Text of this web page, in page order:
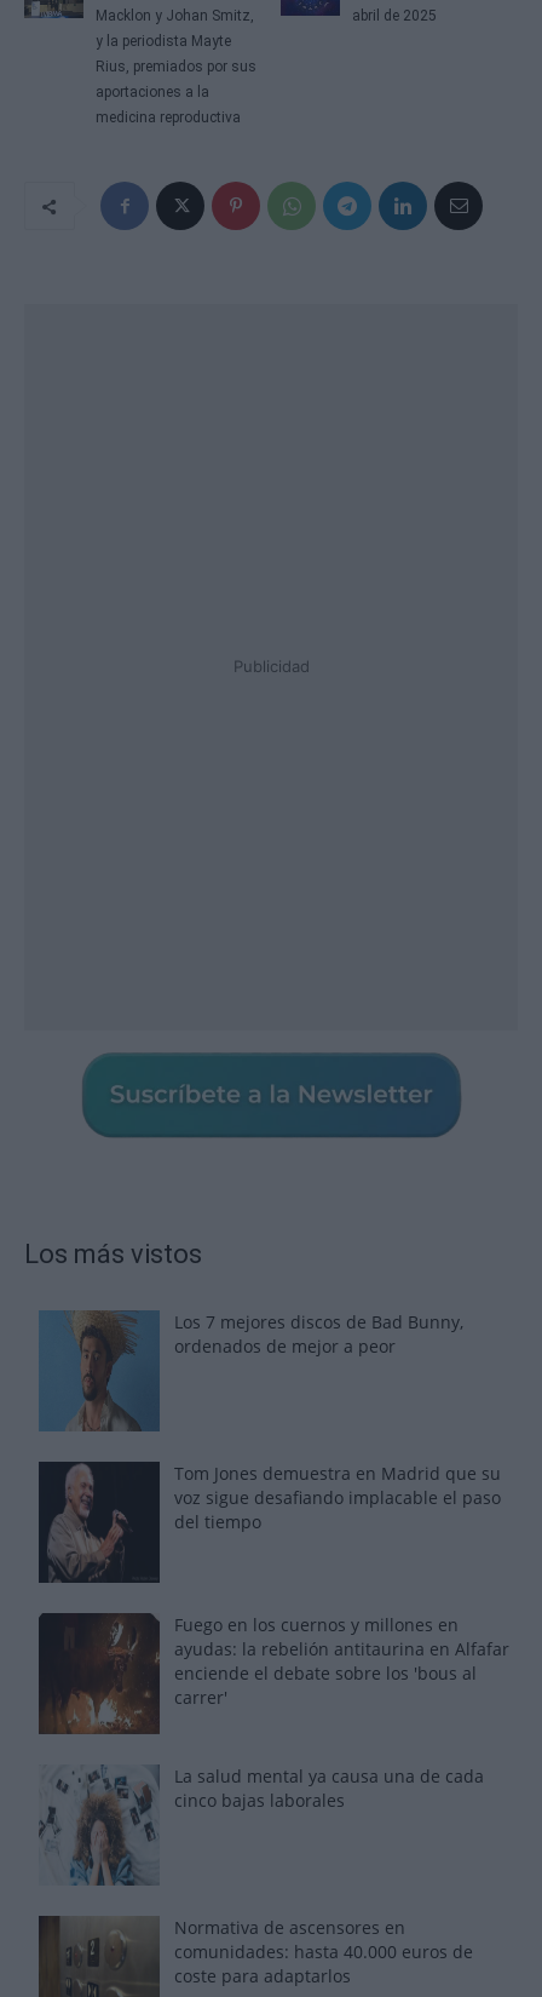
Macklon y Johan Smitz,
y la periodista Mayte
Rius, premiados por sus
aportaciones a la
medicina reproductiva
abril de 2025
Publicidad
Los más vistos
Los 7 mejores discos de Bad Bunny,
ordenados de mejor a peor
Tom Jones demuestra en Madrid que su
voz sigue desafiando implacable el paso
del tiempo
Fuego en los cuernos y millones en
ayudas: la rebelión antitaurina en Alfafar
enciende el debate sobre los 'bous al
carrer'
La salud mental ya causa una de cada
cinco bajas laborales
Normativa de ascensores en
comunidades: hasta 40.000 euros de
coste para adaptarlos